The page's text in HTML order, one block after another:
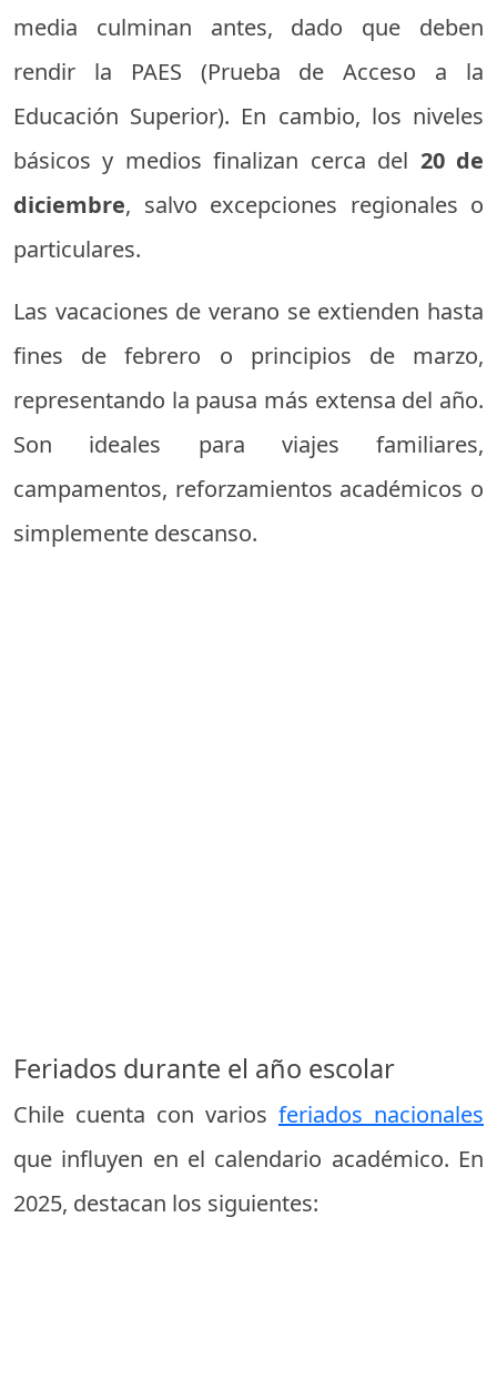
media culminan antes, dado que deben
rendir la PAES (Prueba de Acceso a la
Educación Superior). En cambio, los niveles
básicos y medios finalizan cerca del 20 de
diciembre, salvo excepciones regionales o
particulares.
Las vacaciones de verano se extienden hasta
fines de febrero o principios de marzo,
representando la pausa más extensa del año.
Son ideales para viajes familiares,
campamentos, reforzamientos académicos o
simplemente descanso.
Feriados durante el año escolar
Chile cuenta con varios feriados nacionales
que influyen en el calendario académico. En
2025, destacan los siguientes: